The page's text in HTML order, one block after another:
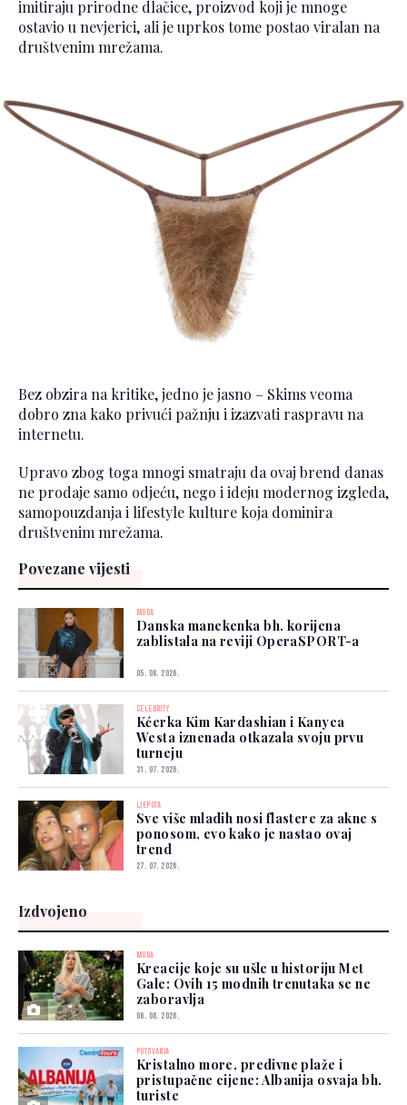
imitiraju prirodne dlačice, proizvod koji je mnoge
ostavio u nevjerici, ali je uprkos tome postao viralan na
društvenim mrežama.
Bez obzira na kritike, jedno je jasno – Skims veoma
dobro zna kako privući pažnju i izazvati raspravu na
internetu.
Upravo zbog toga mnogi smatraju da ovaj brend danas
ne prodaje samo odjeću, nego i ideju modernog izgleda,
samopouzdanja i lifestyle kulture koja dominira
društvenim mrežama.
Povezane vijesti
MODA
Danska manekenka bh. korijena
zablistala na reviji OperaSPORT-a
05. 08. 2026.
CELEBRITY
Kćerka Kim Kardashian i Kanyea
Westa iznenada otkazala svoju prvu
turneju
31. 07. 2026.
LJEPOTA
Sve više mladih nosi flastere za akne s
ponosom, evo kako je nastao ovaj
trend
27. 07. 2026.
Izdvojeno
MODA
Kreacije koje su ušle u historiju Met
Gale: Ovih 15 modnih trenutaka se ne
zaboravlja
06. 08. 2026.
PUTOVANJA
Kristalno more, predivne plaže i
pristupačne cijene: Albanija osvaja bh.
turiste